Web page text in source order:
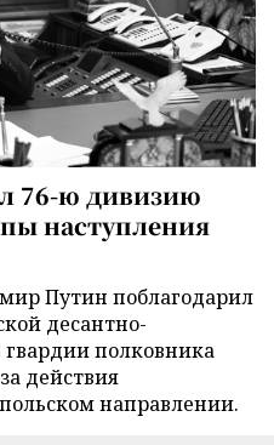
76-ю дивизию
наступления
Путин поблагодарил
десантно-
полковника
действия
направлении.